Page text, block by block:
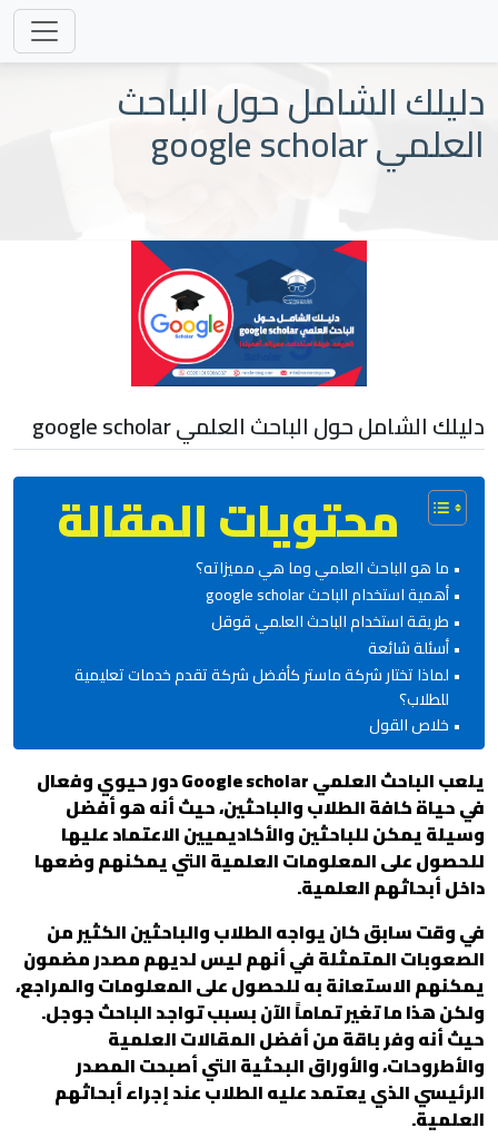
دليلك الشامل حول الباحث
العلمي google scholar
دليلك الشامل حول الباحث العلمي google scholar
محتويات المقالة
ما هو الباحث العلمي وما هي مميزاته؟
أهمية استخدام الباحث google scholar
طريقة استخدام الباحث العلمي قوقل
أسئلة شائعة
لماذا تختار شركة ماستر كأفضل شركة تقدم خدمات تعليمية
للطلاب؟
خلاص القول
يلعب الباحث العلمي Google scholar دور حيوي وفعال
في حياة كافة الطلاب والباحثين، حيث أنه هو أفضل
وسيلة يمكن للباحثين والأكاديميين الاعتماد عليها
للحصول على المعلومات العلمية التي يمكنهم وضعها
داخل أبحاثهم العلمية.
في وقت سابق كان يواجه الطلاب والباحثين الكثير من
الصعوبات المتمثلة في أنهم ليس لديهم مصدر مضمون
يمكنهم الاستعانة به للحصول على المعلومات والمراجع،
ولكن هذا ما تغير تماماً الآن بسبب تواجد الباحث جوجل.
حيث أنه وفر باقة من أفضل المقالات العلمية
والأطروحات، والأوراق البحثية التي أصبحت المصدر
الرئيسي الذي يعتمد عليه الطلاب عند إجراء أبحاثهم
العلمية.